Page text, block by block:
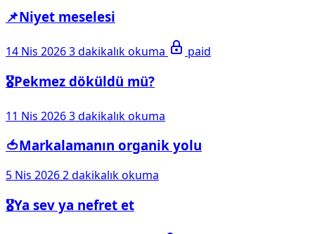
📌Niyet meselesi
14 Nis 20263 dakikalık okuma paid
🎖️Pekmez döküldü mü?
11 Nis 20263 dakikalık okuma
🍅Markalamanın organik yolu
5 Nis 20262 dakikalık okuma
🎖️Ya sev ya nefret et